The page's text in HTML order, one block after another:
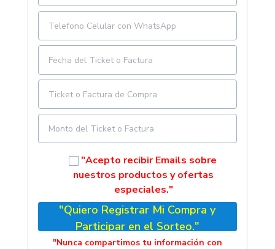
"Acepto recibir Emails sobre
nuestros productos y ofertas
especiales."
"Quiero Registrar Mi Compra y
Participar en el Sorteo."
"Nunca compartimos tu información con